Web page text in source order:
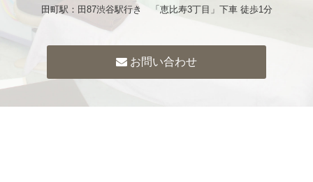
田町駅：田87渋谷駅行き 「恵比寿3丁目」下車 徒歩1分
お問い合わせ